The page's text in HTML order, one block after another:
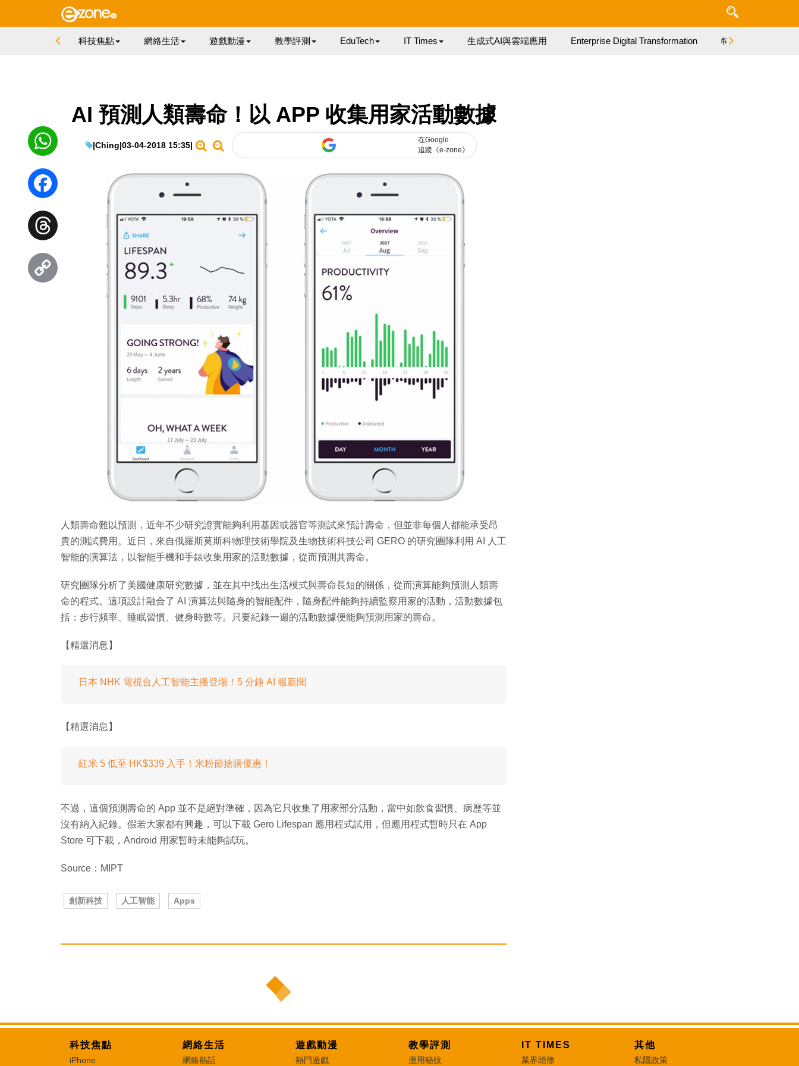
科技焦點 網絡生活 遊戲動漫 教學評測 EduTech IT Times 生成式AI與雲端應用 Enterprise Digital Transformation 特集
AI 預測人類壽命！以 APP 收集用家活動數據
|Ching|03-04-2018 15:35|
在Google
追蹤《e-zone》
人類壽命難以預測，近年不少研究證實能夠利用基因或器官等測試來預計壽命，但並非每個人都能承受昂
貴的測試費用。近日，來自俄羅斯莫斯科物理技術學院及生物技術科技公司 GERO 的研究團隊利用 AI 人工
智能的演算法，以智能手機和手錶收集用家的活動數據，從而預測其壽命。
研究團隊分析了美國健康研究數據，並在其中找出生活模式與壽命長短的關係，從而演算能夠預測人類壽
命的程式。這項設計融合了 AI 演算法與隨身的智能配件，隨身配件能夠持續監察用家的活動，活動數據包
括：步行頻率、睡眠習慣、健身時數等。只要紀錄一週的活動數據便能夠預測用家的壽命。
【精選消息】
日本 NHK 電視台人工智能主播登場！5 分鐘 AI 報新聞
【精選消息】
紅米 5 低至 HK$339 入手！米粉節搶購優惠！
不過，這個預測壽命的 App 並不是絕對準確，因為它只收集了用家部分活動，當中如飲食習慣、病歷等並
沒有納入紀錄。假若大家都有興趣，可以下載 Gero Lifespan 應用程式試用，但應用程式暫時只在 App
Store 可下載，Android 用家暫時未能夠試玩。
Source：MIPT
創新科技 人工智能 Apps
WhatsApp
Facebook
Threads
科技焦點
iPhone
網絡生活
網絡熱話
遊戲動漫
熱門遊戲
教學評測
應用秘技
IT TIMES
業界頭條
其他
私隱政策